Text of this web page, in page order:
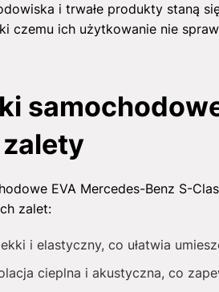
i trwałe produkty staną
czemu ich użytkowanie nie
zalety
EVA Mercedes-Benz S-
zalet:
i elastyczny, co ułatwia
cieplna i akustyczna, co